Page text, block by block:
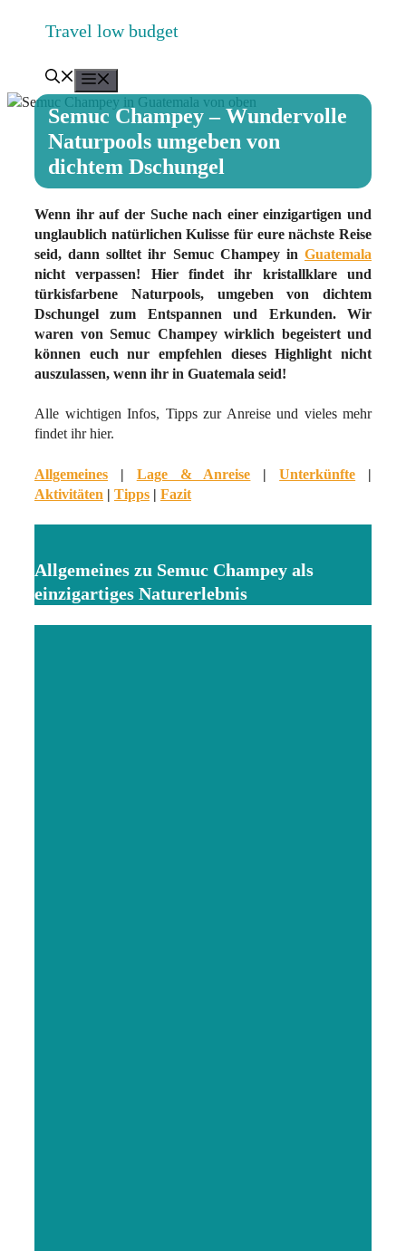
springen
Travel low budget
Semuc Champey – Wundervolle
Naturpools umgeben von
dichtem Dschungel
Wenn ihr auf der Suche nach einer einzigartigen und
unglaublich natürlichen Kulisse für eure nächste Reise
seid, dann solltet ihr Semuc Champey in Guatemala
nicht verpassen! Hier findet ihr kristallklare und
türkisfarbene Naturpools, umgeben von dichtem
Dschungel zum Entspannen und Erkunden. Wir
waren von Semuc Champey wirklich begeistert und
können euch nur empfehlen dieses Highlight nicht
auszulassen, wenn ihr in Guatemala seid!
Alle wichtigen Infos, Tipps zur Anreise und vieles mehr
findet ihr hier.
Allgemeines | Lage & Anreise |Unterkünfte |
Aktivitäten | Tipps | Fazit
Allgemeines zu Semuc Champey als
einzigartiges Naturerlebnis